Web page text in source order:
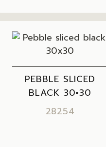
PEBBLE SLICED
BLACK 30×30
28254